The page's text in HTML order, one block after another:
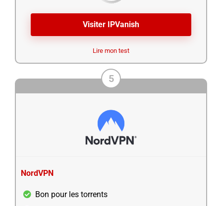
Visiter IPVanish
Lire mon test
5
NordVPN
Bon pour les torrents